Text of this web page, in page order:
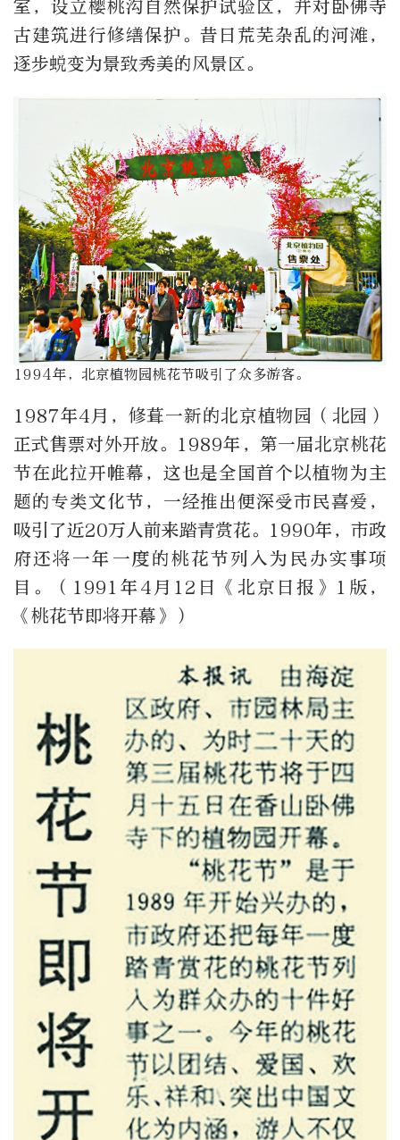
室，设立樱桃沟自然保护试验区，并对卧佛寺
古建筑进行修缮保护。昔日荒芜杂乱的河滩，
逐步蜕变为景致秀美的风景区。
1994年，北京植物园桃花节吸引了众多游客。
1987年4月，修葺一新的北京植物园（北园）
正式售票对外开放。1989年，第一届北京桃花
节在此拉开帷幕，这也是全国首个以植物为主
题的专类文化节，一经推出便深受市民喜爱，
吸引了近20万人前来踏青赏花。1990年，市政
府还将一年一度的桃花节列入为民办实事项
目。（1991年4月12日《北京日报》1版，
《桃花节即将开幕》）